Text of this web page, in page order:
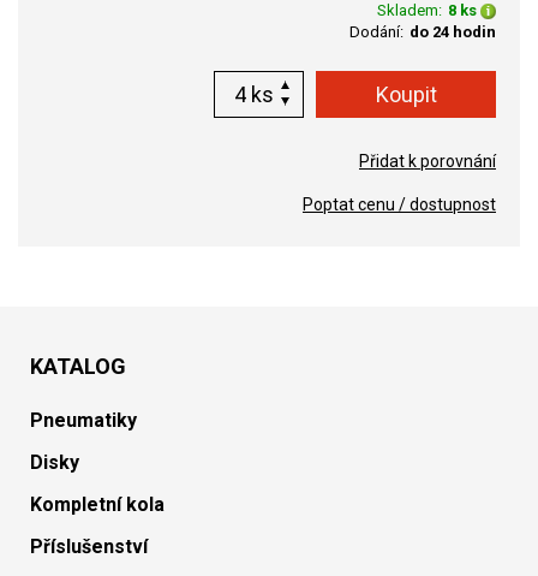
Skladem: 8 ks
Dodání: do 24 hodin
ks
Přidat k porovnání
Poptat cenu / dostupnost
KATALOG
Pneumatiky
Disky
Kompletní kola
Příslušenství